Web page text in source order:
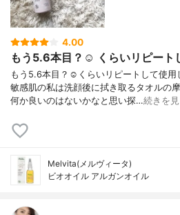
4.00
もう5.6本目？☺️ くらいリピート
もう5.6本目？☺️くらいリピートして使用
敏感肌の私は洗顔後に拭き取るタオルの
何か良いのはないかなと思い探…続きを
Melvita(メルヴィータ)
ビオオイル アルガンオイル